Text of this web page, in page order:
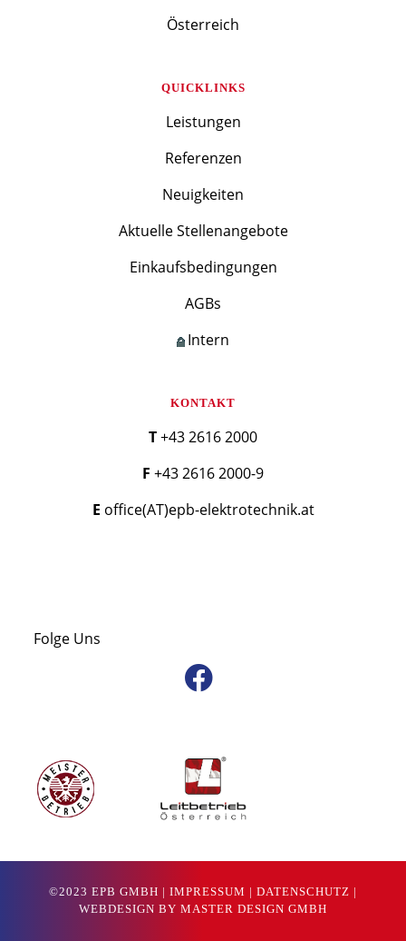
Österreich
QUICKLINKS
Leistungen
Referenzen
Neuigkeiten
Aktuelle Stellenangebote
Einkaufsbedingungen
AGBs
Intern
KONTAKT
T +43 2616 2000
F +43 2616 2000-9
E office(AT)epb-elektrotechnik.at
Folge Uns
©2023 EPB GMBH | IMPRESSUM | DATENSCHUTZ |
WEBDESIGN BY MASTER DESIGN GMBH